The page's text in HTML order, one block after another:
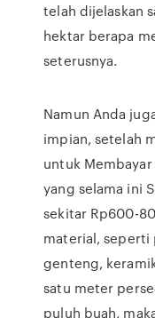
telah dijelaskan
hektar berapa
seterusnya.
Namun Anda
impian, setelah
untuk
yang selama ini
sekitar Rp600-
material, seperti
genteng,
satu meter
puluh buah,